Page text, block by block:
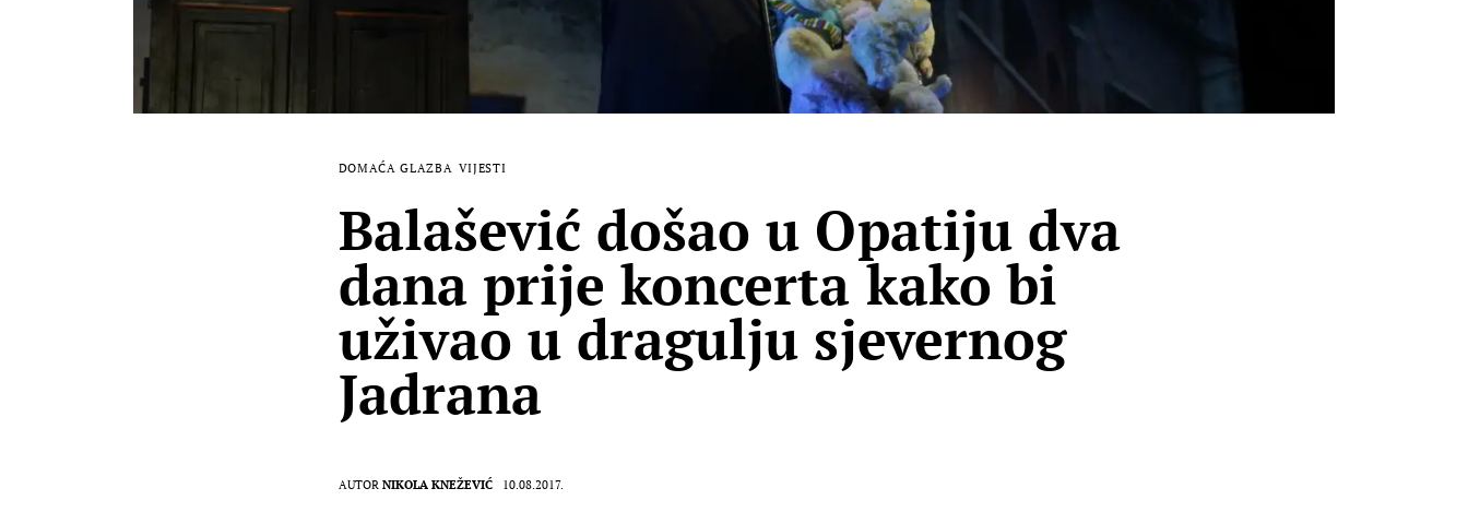
DOMAĆA GLAZBA VIJESTI
Balašević došao u Opatiju dva
dana prije koncerta kako bi
uživao u dragulju sjevernog
Jadrana
AUTOR NIKOLA KNEŽEVIĆ 10.08.2017.